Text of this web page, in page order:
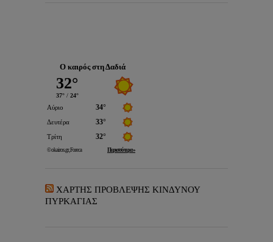
Ο καιρός στη Δαδιά
ΧΑΡΤΗΣ ΠΡΟΒΛΕΨΗΣ ΚΙΝΔΥΝΟΥ
ΠΥΡΚΑΓΙΑΣ